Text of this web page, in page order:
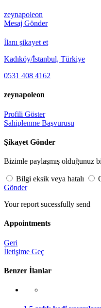
zeynapoleon
Mesaj Gönder
İlanı şikayet et
Kadıköy/İstanbul, Türkiye
0531 408 4162
zeynapoleon
Profili Göster
Sahiplenme Başvurusu
Şikayet Gönder
Bizimle paylaşmış olduğunuz
Bilgi eksik veya hatalı
Gönder
Your report sucessfully send
Appointments
Geri
İletişime Geç
Benzer İlanlar